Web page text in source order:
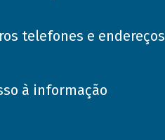
telefones e endereços
à informação